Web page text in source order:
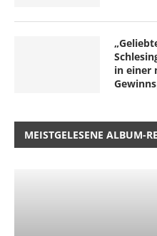
in einer
MEISTGELESENE ALBUM-